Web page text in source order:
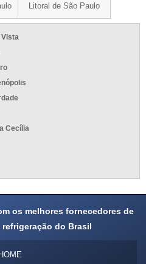
Litoral de São Paulo
Cecília
os melhores fornecedores de
do Brasil
HOME